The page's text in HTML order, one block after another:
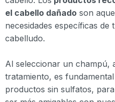
el cabello dañado son
necesidades específicas
cabelludo.
Al seleccionar un champú,
tratamiento, es
productos sin sulfatos,